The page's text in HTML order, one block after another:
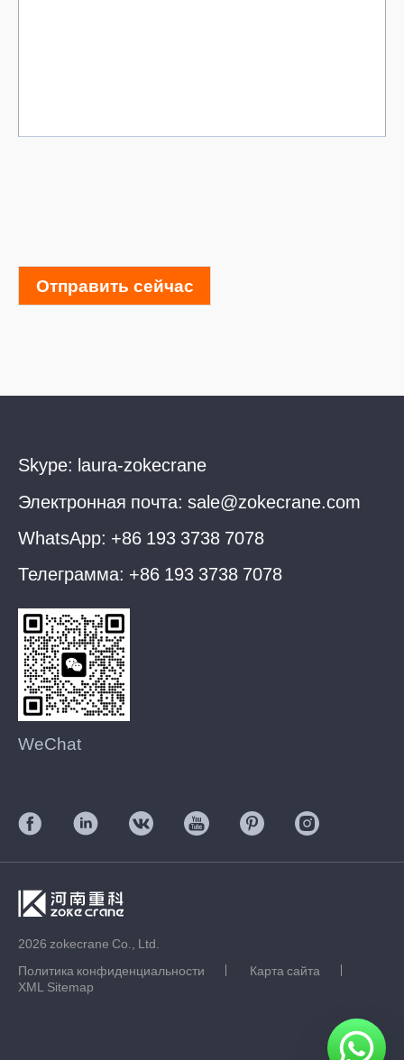
Отправить сейчас
Skype: laura-zokecrane
Электронная почта: sale@zokecrane.com
WhatsApp: +86 193 3738 7078
Телеграмма: +86 193 3738 7078
WeChat
2026 zokecrane Co., Ltd.
Политика конфиденциальности
Карта сайта
XML Sitemap